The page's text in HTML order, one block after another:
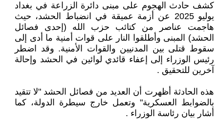
كشف حادث الهجوم على مبنى دائرة الزراعة في بغداد
يوليو 2025 عن أزمة عميقة في انضباط الحشد، حيث
هاجمت عناصر من كتائب حزب الله (إحدى فصائل
الحشد) المبنى وأطلقوا النار على قوات أمنية ما أدى إلى
سقوط قتلى بين المدنيين والقوات الأمنية. وقد اضطر
رئيس الوزراء إلى إعفاء قائدي لوائين في الحشد وإحالة
آخرين للتحقيق .
هذه الحادثة أظهرت أن العديد من فصائل الحشد "لا تتقيد
بالضوابط العسكرية" وتعمل خارج سيطرة الدولة، كما
أشار بيان رئاسة الوزراء .